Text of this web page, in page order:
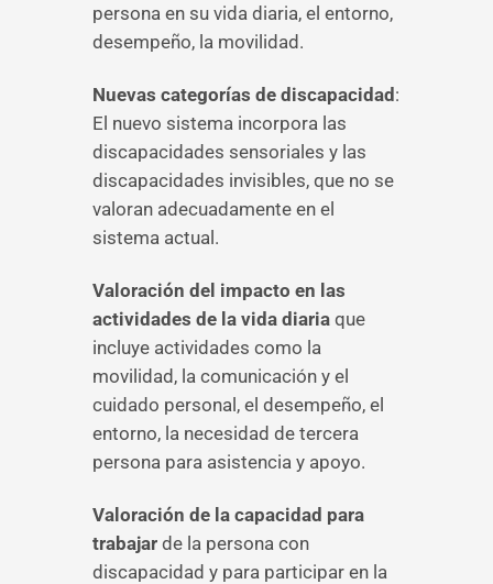
persona en su vida diaria, el entorno,
desempeño, la movilidad.
Nuevas categorías de discapacidad:
El nuevo sistema incorpora las
discapacidades sensoriales y las
discapacidades invisibles, que no se
valoran adecuadamente en el
sistema actual.
Valoración del impacto en las
actividades de la vida diaria que
incluye actividades como la
movilidad, la comunicación y el
cuidado personal, el desempeño, el
entorno, la necesidad de tercera
persona para asistencia y apoyo.
Valoración de la capacidad para
trabajar de la persona con
discapacidad y para participar en la